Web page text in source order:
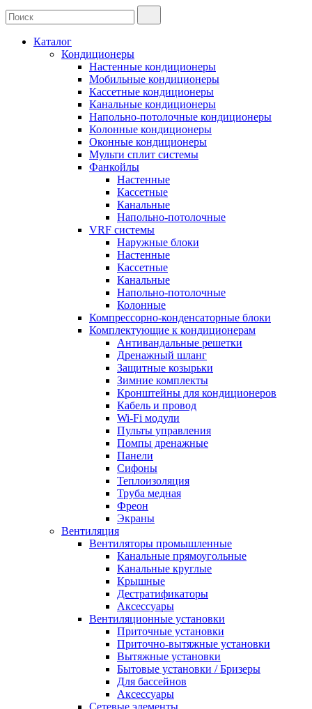
Каталог
Кондиционеры
Настенные кондиционеры
Мобильные кондиционеры
Кассетные кондиционеры
Канальные кондиционеры
Напольно-потолочные кондиционеры
Колонные кондиционеры
Оконные кондиционеры
Мульти сплит системы
Фанкойлы
Настенные
Кассетные
Канальные
Напольно-потолочные
VRF системы
Наружные блоки
Настенные
Кассетные
Канальные
Напольно-потолочные
Колонные
Компрессорно-конденсаторные блоки
Комплектующие к кондиционерам
Антивандальные решетки
Дренажный шланг
Защитные козырьки
Зимние комплекты
Кронштейны для кондиционеров
Кабель и провод
Wi-Fi модули
Пульты управления
Помпы дренажные
Панели
Сифоны
Теплоизоляция
Труба медная
Фреон
Экраны
Вентиляция
Вентиляторы промышленные
Канальные прямоугольные
Канальные круглые
Крышные
Дестратификаторы
Аксессуары
Вентиляционные установки
Приточные установки
Приточно-вытяжные установки
Вытяжные установки
Бытовые установки / Бризеры
Для бассейнов
Аксессуары
Сетевые элементы